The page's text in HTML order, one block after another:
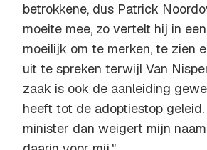
betrokkene, dus Patrick
moeite mee, zo vertelt hij in
moeilijk om te merken, te zien
uit te spreken terwijl Van
zaak is ook de aanleiding
heeft tot de adoptiestop
minister dan weigert mijn